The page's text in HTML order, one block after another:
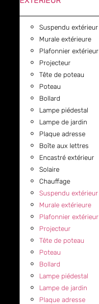
Suspendu extérieur
Murale extérieure
Plafonnier extérieur
Projecteur
Tête de poteau
Poteau
Bollard
Lampe piédestal
Lampe de jardin
Plaque adresse
Boîte aux lettres
Encastré extérieur
Solaire
Chauffage
Suspendu extérieur
Murale extérieure
Plafonnier extérieur
Projecteur
Tête de poteau
Poteau
Bollard
Lampe piédestal
Lampe de jardin
Plaque adresse